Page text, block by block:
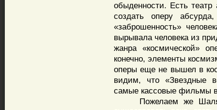
обыденности. Есть
создать оперу
«заброшенность»
вырывала человека из
жанра «космической»
конечно, элементы
оперы еще не вышел в
видим, что «Звездные
самые кассовые фильмы
Пожелаем же